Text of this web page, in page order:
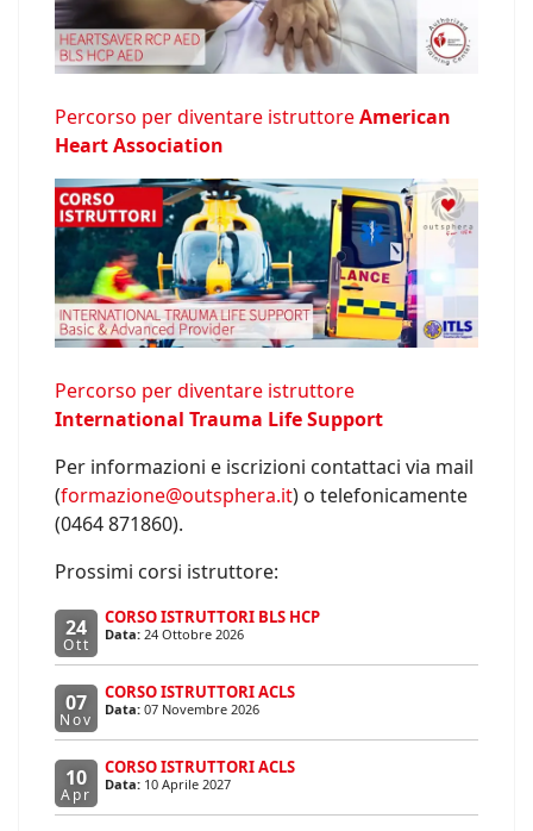
Percorso per diventare istruttoreAmerican
Heart Association
Percorso per diventare istruttore
International Trauma Life Support
Per informazioni e iscrizioni contattaci via mail
(formazione@outsphera.it) o telefonicamente
(0464 871860).
Prossimi corsi istruttore:
24
Ott
CORSO ISTRUTTORI BLS HCP
Data: 24 Ottobre 2026
07
Nov
CORSO ISTRUTTORI ACLS
Data: 07 Novembre 2026
10
Apr
CORSO ISTRUTTORI ACLS
Data: 10 Aprile 2027